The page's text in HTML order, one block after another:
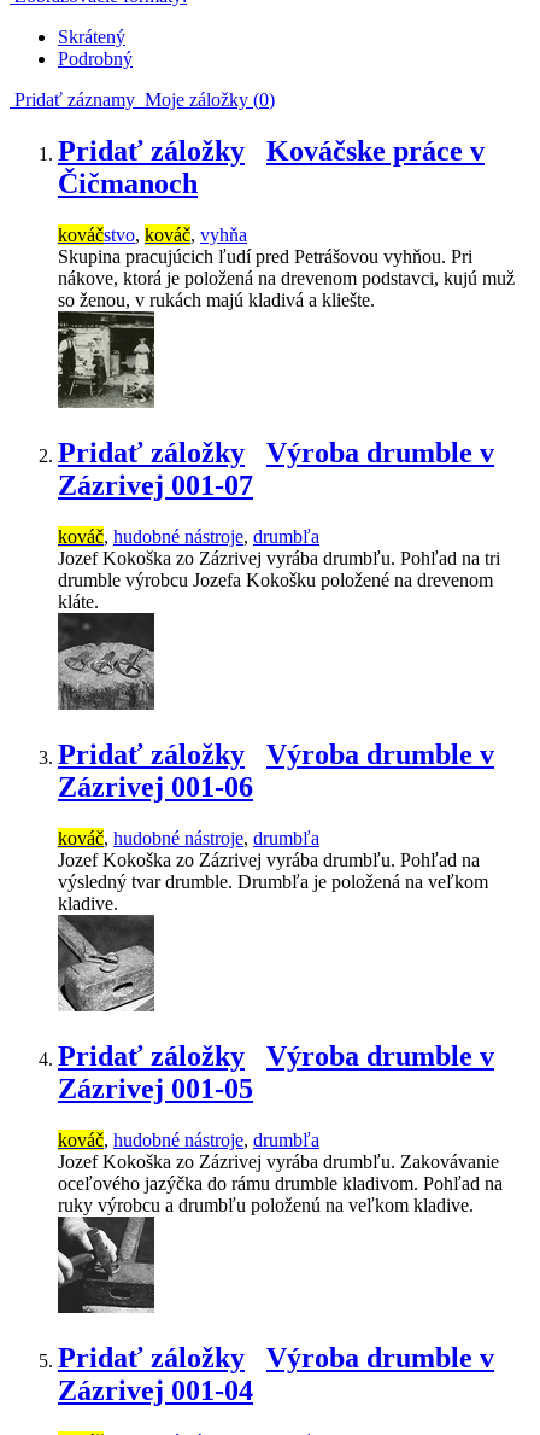
Skrátený
Podrobný
Pridať záznamy Moje záložky (0)
Pridať záložky
Kováčske práce v
Čičmanoch
kováčstvo, kováč, vyhňa
Skupina pracujúcich ľudí pred Petrášovou vyhňou. Pri
nákove, ktorá je položená na drevenom podstavci, kujú muž
so ženou, v rukách majú kladivá a kliešte.
Pridať záložky
Výroba drumble v
Zázrivej 001-07
kováč, hudobné nástroje, drumbľa
Jozef Kokoška zo Zázrivej vyrába drumbľu. Pohľad na tri
drumble výrobcu Jozefa Kokošku položené na drevenom
kláte.
Pridať záložky
Výroba drumble v
Zázrivej 001-06
kováč, hudobné nástroje, drumbľa
Jozef Kokoška zo Zázrivej vyrába drumbľu. Pohľad na
výsledný tvar drumble. Drumbľa je položená na veľkom
kladive.
Pridať záložky
Výroba drumble v
Zázrivej 001-05
kováč, hudobné nástroje, drumbľa
Jozef Kokoška zo Zázrivej vyrába drumbľu. Zakovávanie
oceľového jazýčka do rámu drumble kladivom. Pohľad na
ruky výrobcu a drumbľu položenú na veľkom kladive.
Pridať záložky
Výroba drumble v
Zázrivej 001-04